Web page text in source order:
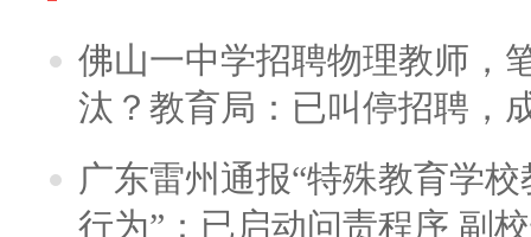
佛山一中学招聘物理教师，
汰？教育局：已叫停招聘，
广东雷州通报“特殊教育学
行为”：已启动问责程序 副